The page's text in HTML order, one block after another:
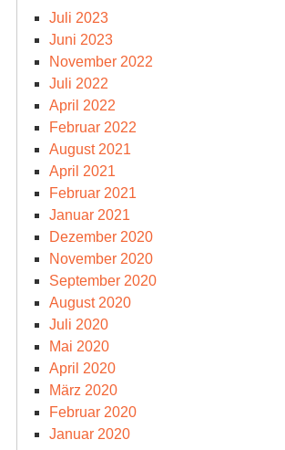
Juli 2023
Juni 2023
November 2022
Juli 2022
April 2022
Februar 2022
August 2021
April 2021
Februar 2021
Januar 2021
Dezember 2020
November 2020
September 2020
August 2020
Juli 2020
Mai 2020
April 2020
März 2020
Februar 2020
Januar 2020